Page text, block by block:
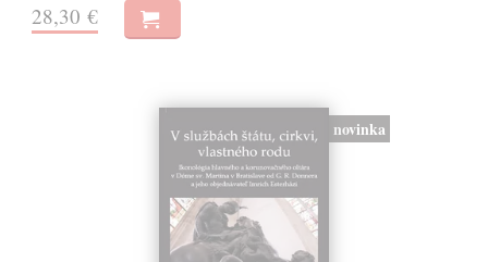
28,30 €
novinka